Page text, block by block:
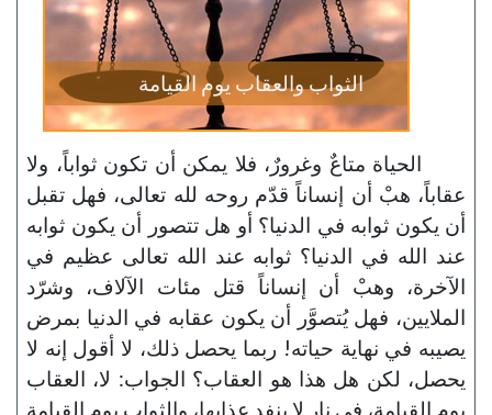
الثواب والعقاب يوم القيامة
الحياة متاعٌ وغرورٌ، فلا يمكن أن تكون ثواباً، ولا
عقاباً، هبْ أن إنساناً قدّم روحه لله تعالى، فهل تقبل
أن يكون ثوابه في الدنيا؟ أو هل تتصور أن يكون ثوابه
عند الله في الدنيا؟ ثوابه عند الله تعالى عظيم في
الآخرة، وهبْ أن إنساناً قتل مئات الآلاف، وشرّد
الملايين، فهل يُتصوَّر أن يكون عقابه في الدنيا بمرض
يصيبه في نهاية حياته! ربما يحصل ذلك، لا أقول إنه لا
يحصل، لكن هل هذا هو العقاب؟ الجواب: لا، العقاب
يوم القيامة، في نار لا ينفد عذابها، والثواب يوم القيامة